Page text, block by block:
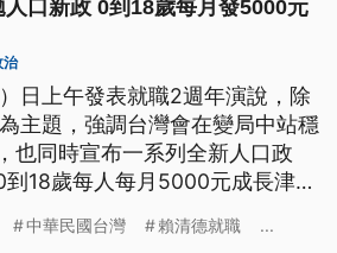
口新政 0到18歲每月發5000元
治
日上午發表就職2週年演說，除
主題，強調台灣會在變局中站穩
也同時宣布一系列全新人口政
18歲每人每月5000元成長津
也重申，中華民國台灣是主權獨
中華民國台灣 賴清德就職 ...